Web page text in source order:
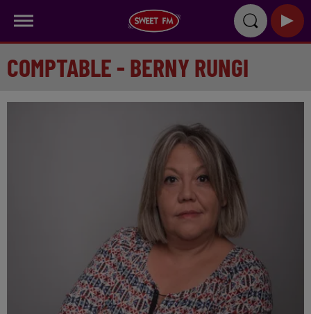
COMPTABLE - BERNY RUNGI